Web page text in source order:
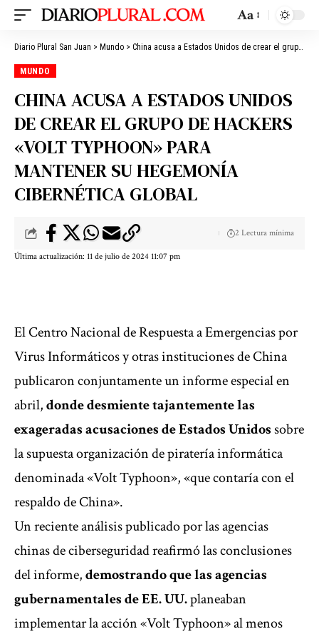
Aa
Diario Plural San Juan > Mundo > China acusa a Estados Unidos de crear el grupo de hackers «Volt Typhoon» para mantener su hegemonía cibernética global
MUNDO
CHINA ACUSA A ESTADOS UNIDOS
DE CREAR EL GRUPO DE HACKERS
«VOLT TYPHOON» PARA
MANTENER SU HEGEMONÍA
CIBERNÉTICA GLOBAL
Última actualización: 11 de julio de 2024 11:07 pm
2 Lectura mínima
El Centro Nacional de Respuesta a Emergencias por
Virus Informáticos y otras instituciones de China
publicaron conjuntamente un informe especial en
abril,donde desmiente tajantemente las
exageradas acusaciones de Estados Unidossobre
la supuesta organización de piratería informática
denominada «Volt Typhoon», «que contaría con el
respaldo de China».
Un reciente análisis publicado por las agencias
chinas de ciberseguridad reafirmó las conclusiones
del informe,demostrando que las agencias
gubernamentales de EE. UU.planeaban
implementar la acción «Volt Typhoon» al menos